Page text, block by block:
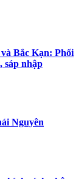
Bắc Kạn: Phối
sáp nhập
Nguyên